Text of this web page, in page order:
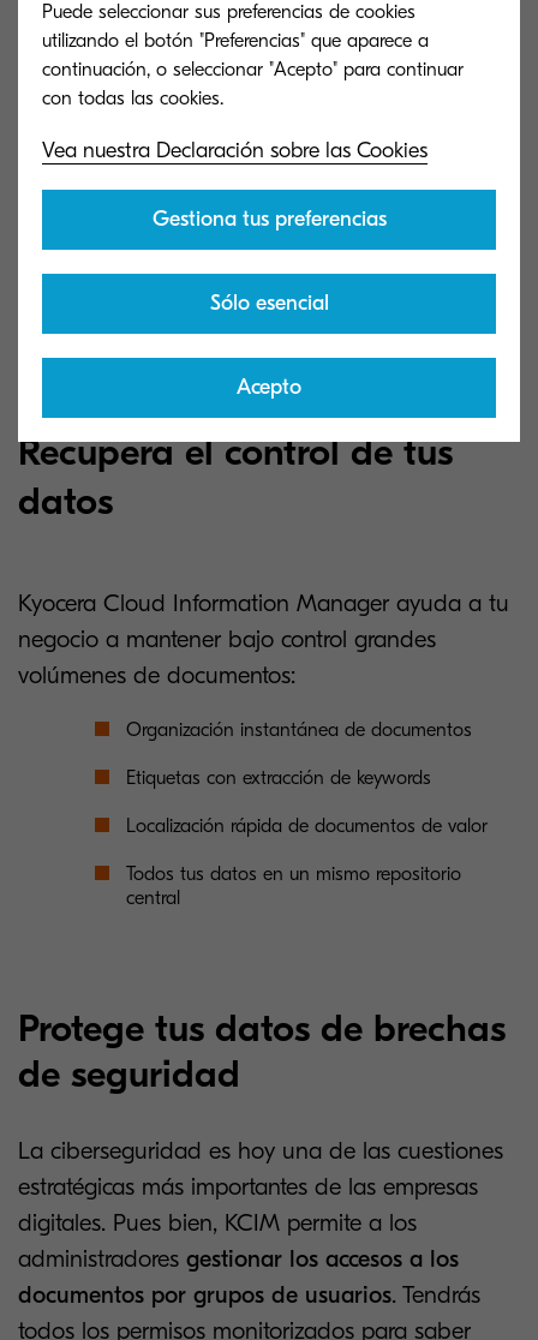
Recupera el control de tus
datos
Kyocera Cloud Information Manager ayuda a tu
negocio a mantener bajo control grandes
volúmenes de documentos:
Organización instantánea de documentos
Etiquetas con extracción de keywords
Localización rápida de documentos de valor
Todos tus datos en un mismo repositorio
central
Protege tus datos de brechas
de seguridad
La ciberseguridad es hoy una de las cuestiones
estratégicas más importantes de las empresas
digitales. Pues bien, KCIM permite a los
administradores gestionar los accesos a los
documentos por grupos de usuarios. Tendrás
todos los permisos monitorizados para saber
Puede seleccionar sus preferencias de cookies
utilizando el botón "Preferencias" que aparece a
continuación, o seleccionar "Acepto" para continuar
Vea nuestra Declaración sobre las Cookies
Gestiona tus preferencias
Sólo esencial
Acepto